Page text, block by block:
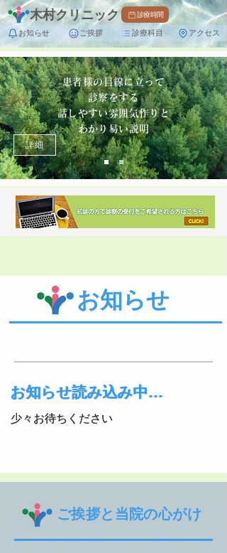
木村クリニック
お知らせ ご挨拶 診療科目 アクセス
診療時間
患者様の目線に立って
診察をする
話しやすい雰囲気作りと
わかり易い説明
詳細
​お知らせ
お知らせ読み込み中…
​お知らせ読み込み中…
少々お待ちください
少々お待ちください
ご挨拶と当院の心がけ